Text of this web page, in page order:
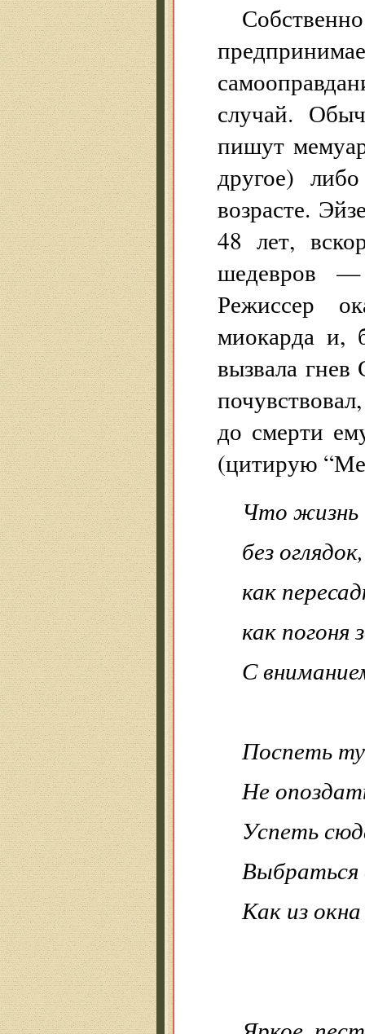
случай.
пишут
другое)
возрасте.
48 лет,
шедевров —
Режиссер
миокарда и,
вызвала
до смерти
(цитирую
Что жизнь
без оглядок,
как
как погоня
С
Поспеть
Не
Успеть
Как из